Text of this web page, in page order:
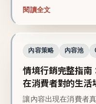
閱讀全文
內容策略 內容池
情境行銷完整指南
在消費者對的生活
讓內容出現在消費者